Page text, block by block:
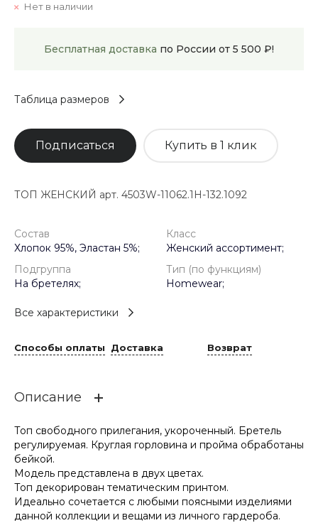
Нет в наличии
Бесплатная доставка по России от 5 500 ₽!
Таблица размеров
Подписаться Купить в 1 клик
ТОП ЖЕНСКИЙ арт. 4503W-11062.1H-132.1092
Состав
Хлопок 95%, Эластан 5%;
Класс
Женский ассортимент;
Подгруппа
На бретелях;
Тип (по функциям)
Homewear;
Все характеристики
Способы оплаты Доставка Возврат
Описание
Топ свободного прилегания, укороченный. Бретель
регулируемая. Круглая горловина и пройма обработаны
бейкой.
Модель представлена в двух цветах.
Топ декорирован тематическим принтом.
Идеально сочетается с любыми поясными изделиями
данной коллекции и вещами из личного гардероба.